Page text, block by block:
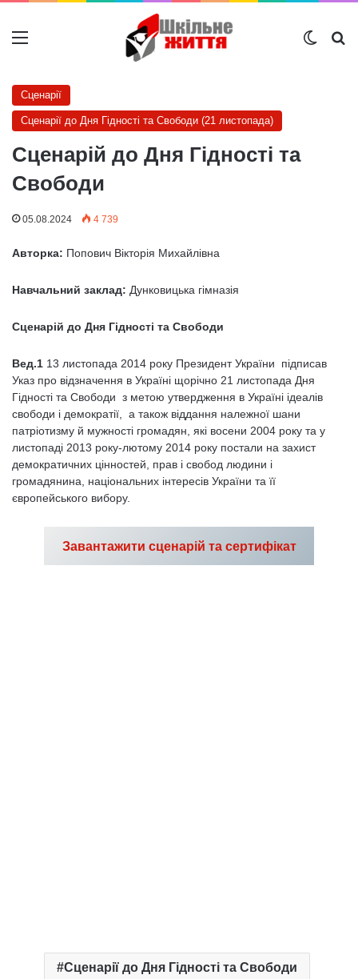
Меню
Сценарії
Сценарії до Дня Гідності та Свободи (21 листопада)
Сценарій до Дня Гідності та
Свободи
05.08.2024 4 739
Авторка: Попович Вікторія Михайлівна
Навчальний заклад: Дунковицька гімназія
Сценарій до Дня Гідності та Свободи
Вед.1 13 листопада 2014 року Президент України підписав
Указ про відзначення в Україні щорічно 21 листопада Дня
Гідності та Свободи з метою утвердження в Україні ідеалів
свободи і демократії, а також віддання належної шани
патріотизму й мужності громадян, які восени 2004 року та у
листопаді 2013 року-лютому 2014 року постали на захист
демократичних цінностей, прав і свобод людини і
громадянина, національних інтересів України та її
європейського вибору.
Завантажити сценарій та сертифікат
Сценарії до Дня Гідності та Свободи